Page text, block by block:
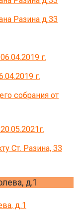
Разина д.33
г.
г.
собрания от
Ст. Разина, 33
д.1
д.1